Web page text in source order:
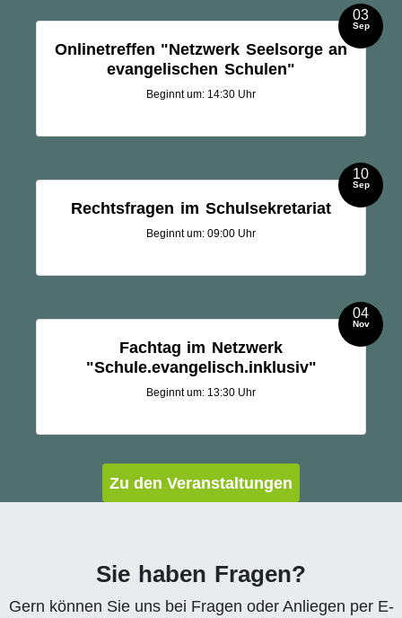
03
Sep
Onlinetreffen "Netzwerk Seelsorge an
evangelischen Schulen"
Beginnt um: 14:30 Uhr
10
Sep
Rechtsfragen im Schulsekretariat
Beginnt um: 09:00 Uhr
04
Nov
Fachtag im Netzwerk
"Schule.evangelisch.inklusiv"
Beginnt um: 13:30 Uhr
Zu den Veranstaltungen
Sie haben Fragen?
Gern können Sie uns bei Fragen oder Anliegen per E-